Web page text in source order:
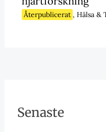
Återpublicerat , Hälsa &
Senaste